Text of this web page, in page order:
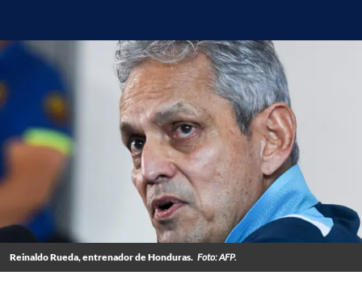
Reinaldo Rueda, entrenador de Honduras. Foto: AFP.